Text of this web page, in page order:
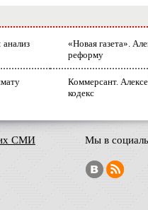
«Новая газета».
реформу
Коммерсант.
кодекс
СМИ Мы в